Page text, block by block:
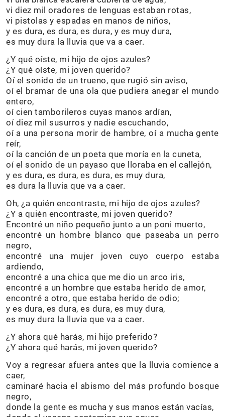
vi diez mil oradores de lenguas estaban rotas,
vi pistolas y espadas en manos de niños,
y es dura, es dura, es dura, y es muy dura,
es muy dura la lluvia que va a caer.
¿Y qué oíste, mi hijo de ojos azules?
¿Y qué oíste, mi joven querido?
Oí el sonido de un trueno, que rugió sin aviso,
oí el bramar de una ola que pudiera anegar el mundo
entero,
oí cien tamborileros cuyas manos ardían,
oí diez mil susurros y nadie escuchando,
oí a una persona morir de hambre, oí a mucha gente
reír,
oí la canción de un poeta que moría en la cuneta,
oí el sonido de un payaso que lloraba en el callejón,
y es dura, es dura, es dura, es muy dura,
es dura la lluvia que va a caer.
Oh, ¿a quién encontraste, mi hijo de ojos azules?
¿Y a quién encontraste, mi joven querido?
Encontré un niño pequeño junto a un poni muerto,
encontré un hombre blanco que paseaba un perro
negro,
encontré una mujer joven cuyo cuerpo estaba
ardiendo,
encontré a una chica que me dio un arco iris,
encontré a un hombre que estaba herido de amor,
encontré a otro, que estaba herido de odio;
y es dura, es dura, es dura, es muy dura,
es muy dura la lluvia que va a caer.
¿Y ahora qué harás, mi hijo preferido?
¿Y ahora qué harás, mi joven querido?
Voy a regresar afuera antes que la lluvia comience a
caer,
caminaré hacia el abismo del más profundo bosque
negro,
donde la gente es mucha y sus manos están vacías,